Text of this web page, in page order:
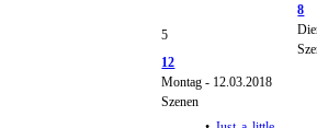
5
12
Montag - 12.03.2018
Szenen
8